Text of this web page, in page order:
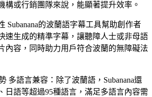
構或行銷團隊來說，能顯著提升效率。
Subanana的波蘭語字幕工具幫助創作者
速生成的精準字幕，讓聽障人士或非母語
內容，同時助力用戶符合波蘭的無障礙法
多語言兼容：除了波蘭語，Subanana還
日語等超過95種語言，滿足多語言內容需